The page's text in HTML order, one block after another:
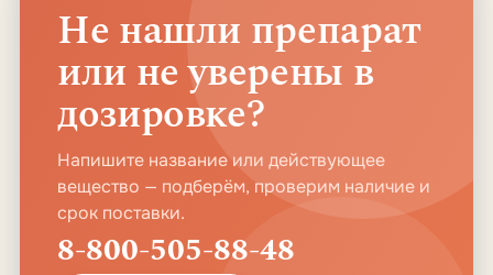
Не нашли препарат
или не уверены в
дозировке?
Напишите название или действующее
вещество — подберём, проверим наличие и
срок поставки.
8-800-505-88-48